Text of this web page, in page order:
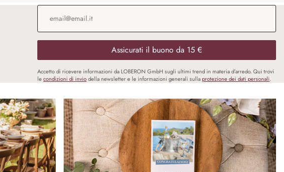
Indirizzo e-mail
Assicurati il buono da 15 €
Accetto di ricevere informazioni da LOBERON GmbH sugli ultimi trend in materia d’arredo. Qui trovi
lecondizioni di inviodella newsletter e le informazioni generali sullaprotezione dei dati personali.